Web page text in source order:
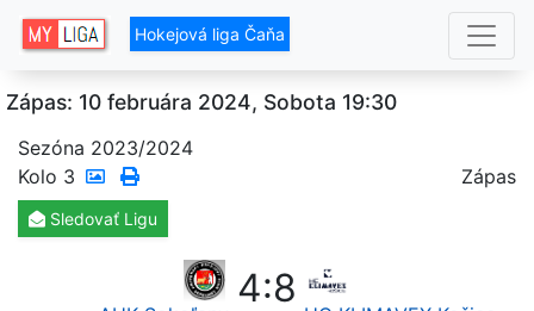
Hokejová liga Čaňa
Zápas: 10 februára 2024, Sobota 19:30
Sezóna 2023/2024
Kolo 3 Zápas
Sledovať Ligu
4:8